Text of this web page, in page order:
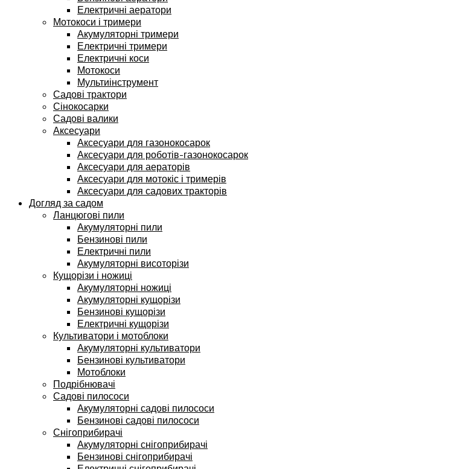
Електричні аератори
Мотокоси і тримери
Акумуляторні тримери
Електричні тримери
Електричні коси
Мотокоси
Мультиінструмент
Садові трактори
Сінокосарки
Садові валики
Аксесуари
Аксесуари для газонокосарок
Аксесуари для роботів-газонокосарок
Аксесуари для аераторів
Аксесуари для мотокіс і тримерів
Аксесуари для садових тракторів
Догляд за садом
Ланцюгові пили
Акумуляторні пили
Бензинові пили
Електричні пили
Акумуляторні висоторізи
Кущорізи і ножиці
Акумуляторні ножиці
Акумуляторні кущорізи
Бензинові кущорізи
Електричні кущорізи
Культиватори і мотоблоки
Акумуляторні культиватори
Бензинові культиватори
Мотоблоки
Подрібнювачі
Садові пилососи
Акумуляторні садові пилососи
Бензинові садові пилососи
Снігоприбирачі
Акумуляторні снігоприбирачі
Бензинові снігоприбирачі